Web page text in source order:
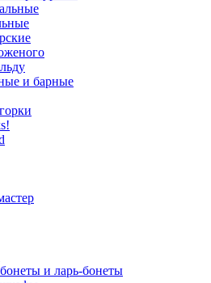
и барные
и ларь-бонеты